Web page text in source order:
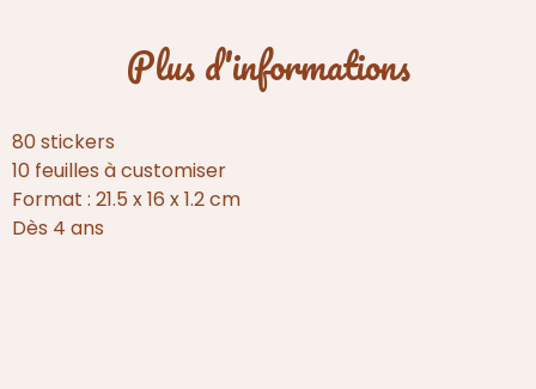
Plus d'informations
80 stickers
10 feuilles à customiser
Format : 21.5 x 16 x 1.2 cm
Dès 4 ans